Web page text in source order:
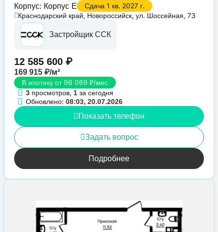
Корпус: Корпус Е
Сдача 1 кв. 2027 г.
Краснодарский край, Новороссийск, ул. Шоссейная, 73
Застройщик ССК
12 585 600 ₽
169 915 ₽/м²
В ипотеку от 96 069 ₽/мес
3 просмотров, 1 за сегодня
Обновлено: 08:03, 20.07.2026
Показать телефон
Задать вопрос
Подробнее